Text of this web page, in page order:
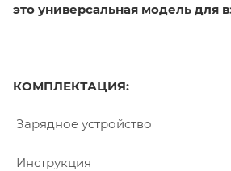
это универсальная модель для
КОМПЛЕКТАЦИЯ:
Зарядное устройство
Инструкция